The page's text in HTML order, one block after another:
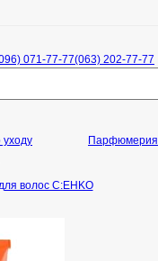
071-77-77(063) 202-77-77
волос C:EHKO
уходу Парфюмерия